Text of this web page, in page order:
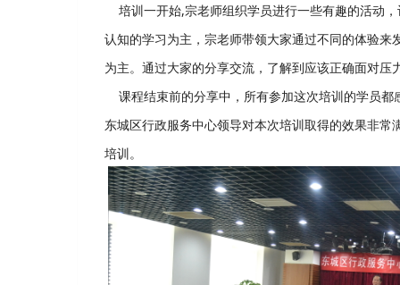
培训一开始,宗老师组织学员进行一些有趣的活动
认知的学习为主，宗老师带领大家通过不同的体验
为主。通过大家的分享交流，了解到应该正确面对压
课程结束前的分享中，所有参加这次培训的学员都
东城区行政服务中心领导对本次培训取得的效果非
培训。